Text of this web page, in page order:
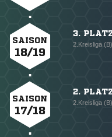
SAISON
18/19
3.
2.Kreisliga
SAISON
17/18
2.
2.Kreisliga